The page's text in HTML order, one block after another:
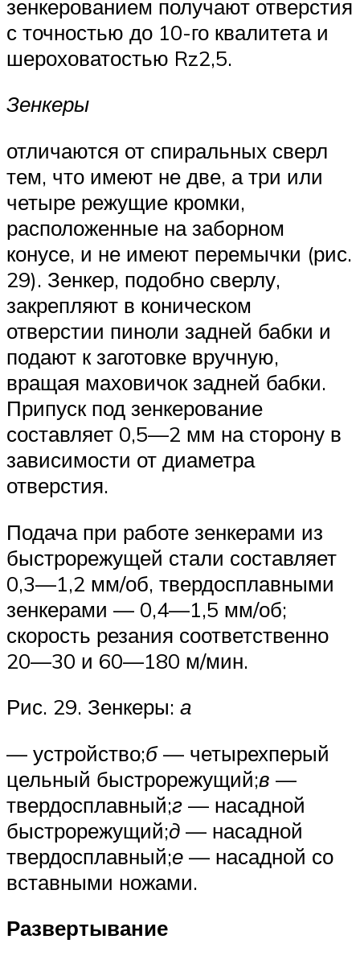
зенкерованием получают отверстия
с точностью до 10-го квалитета и
шероховатостью Rz2,5.
Зенкеры
отличаются от спиральных сверл
тем, что имеют не две, а три или
четыре режущие кромки,
расположенные на заборном
конусе, и не имеют перемычки (рис.
29). Зенкер, подобно сверлу,
закрепляют в коническом
отверстии пиноли задней бабки и
подают к заготовке вручную,
вращая маховичок задней бабки.
Припуск под зенкерование
составляет 0,5—2 мм на сторону в
зависимости от диаметра
отверстия.
Подача при работе зенкерами из
быстрорежущей стали составляет
0,3—1,2 мм/об, твердосплавными
зенкерами — 0,4—1,5 мм/об;
скорость резания соответственно
20—30 и 60—180 м/мин.
Рис. 29. Зенкеры: а
— устройство;б— четырехперый
цельный быстрорежущий;в —
твердосплавный;г — насадной
быстрорежущий;д — насадной
твердосплавный;е — насадной со
вставными ножами.
Развертывание